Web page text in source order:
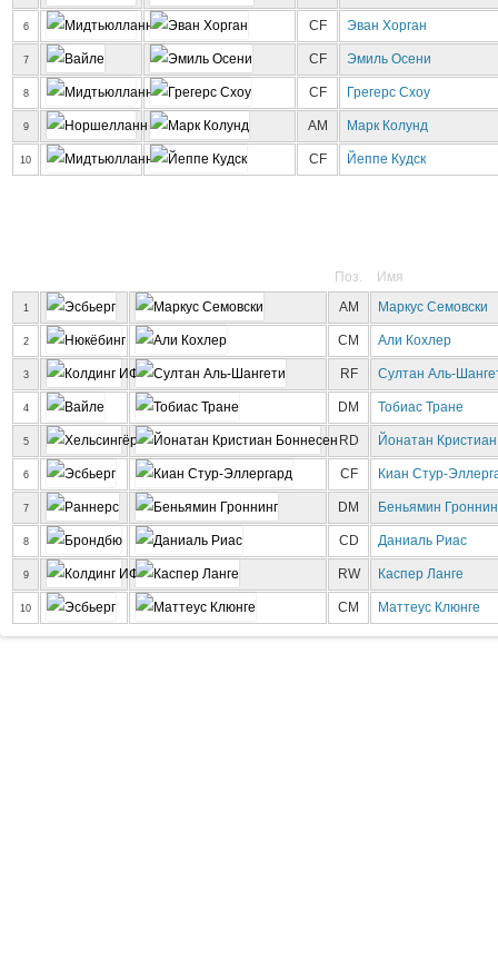
6 CF Эван Хорган
7 CF Эмиль Осени
8 CF Грегерс Схоу
9 AM Марк Колунд
10 CF Йеппе Кудск
Поз. Имя
1 AM Маркус Семовски
2 CM Али Кохлер
3 RF Султан Аль-
4 DM Тобиас Тране
5 RD Йонатан
6 CF Киан Стур-
7 DM Беньямин
8 CD Даниаль Риас
9 RW Каспер Ланге
10 CM Маттеус Клюнге